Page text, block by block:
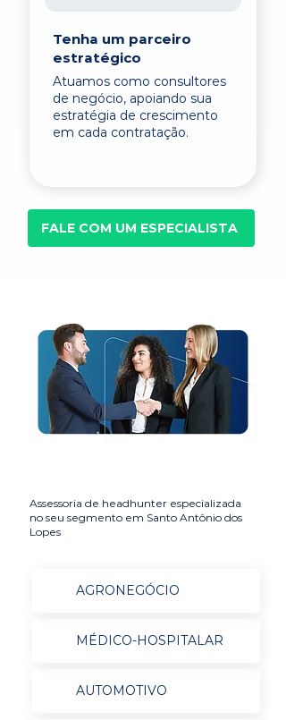
Tenha um parceiro
estratégico
Atuamos como consultores
de negócio, apoiando sua
estratégia de crescimento
em cada contratação.
FALE COM UM ESPECIALISTA
Assessoria de headhunter especializada
no seu segmento em Santo Antônio dos
Lopes
AGRONEGÓCIO
MÉDICO-HOSPITALAR
AUTOMOTIVO